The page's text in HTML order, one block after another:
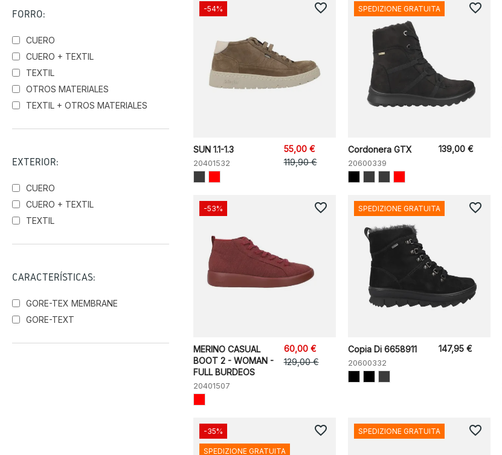
FORRO:
CUERO
CUERO + TEXTIL
TEXTIL
OTROS MATERIALES
TEXTIL + OTROS MATERIALES
EXTERIOR:
CUERO
CUERO + TEXTIL
TEXTIL
CARACTERÍSTICAS:
GORE-TEX MEMBRANE
GORE-TEXT
SUN 1.1-1.3
20401532
55,00 €
119,90 €
-54% favorite_border
Cordonera GTX
20600339
139,00 €
SPEDIZIONE GRATUITA favorite_border
MERINO CASUAL
BOOT 2 - WOMAN -
FULL BURDEOS
20401507
60,00 €
129,00 €
-53% favorite_border
Copia Di 6658911
20600332
147,95 €
SPEDIZIONE GRATUITA favorite_border
-35%
SPEDIZIONE GRATUITA
favorite_border SPEDIZIONE GRATUITA favorite_border